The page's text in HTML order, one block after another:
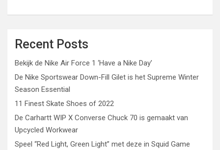
Recent Posts
Bekijk de Nike Air Force 1 ‘Have a Nike Day’
De Nike Sportswear Down-Fill Gilet is het Supreme Winter
Season Essential
11 Finest Skate Shoes of 2022
De Carhartt WIP X Converse Chuck 70 is gemaakt van
Upcycled Workwear
Speel “Red Light, Green Light” met deze in Squid Game